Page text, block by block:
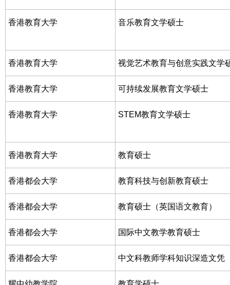
香港教育大学 音乐教育文学硕士
香港教育大学 视觉艺术教育与创意实践文学
香港教育大学 可持续发展教育文学硕士
香港教育大学 STEM教育文学硕士
香港教育大学 教育硕士
香港都会大学 教育科技与创新教育硕士
香港都会大学 教育硕士（英国语文教育）
香港都会大学 国际中文教学教育硕士
香港都会大学 中文科教师学科知识深造文凭